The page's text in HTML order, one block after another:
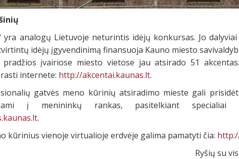
yra analogų Lietuvoje neturintis idėjų konkursas. Jo
idėjų įgyvendinimą finansuoja Kauno miesto
įvairiose miesto vietose jau atsirado 51
internete: http://akcentai.kaunas.lt.
gatvės meno kūrinių atsiradimo mieste gali
į menininkų rankas, pasitelkiant specialiai
.
kūrinius vienoje virtualioje erdvėje galima pamatyti čia:
Ryšių su